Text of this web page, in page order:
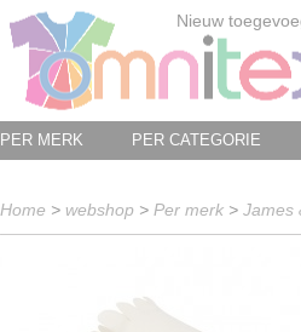
Nieuw
PER MERK PER CATEGORIE
Home > webshop > Per merk > James